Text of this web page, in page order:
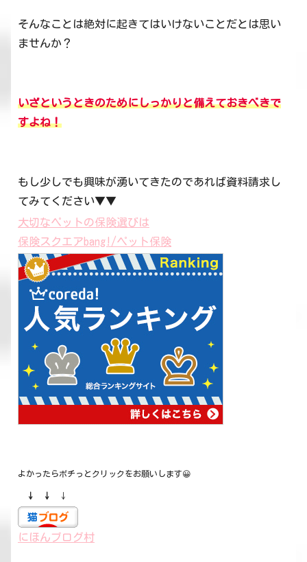
そんなことは絶対に起きてはいけないことだとは思い
ませんか？
いざというときのためにしっかりと備えておきべきで
すよね！
もし少しでも興味が湧いてきたのであれば資料請求し
てみてください▼▼
大切なペットの保険選びは
保険スクエアbang!/ペット保険
よかったらポチっとクリックをお願いします😀
↓ ↓ ↓
にほんブログ村